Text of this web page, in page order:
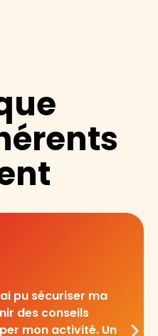
pu sécuriser ma
des conseils
mon activité. Un